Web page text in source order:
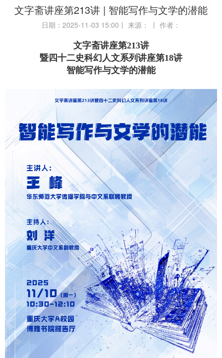
文字斋讲座第213讲 | 智能写作与文学的潜能
日期：2025-11-03 15:00 丨 来源： 丨 作者：
文字斋讲座第213讲
暨四十二史科幻人文系列讲座第18讲
智能写作与文学的潜能